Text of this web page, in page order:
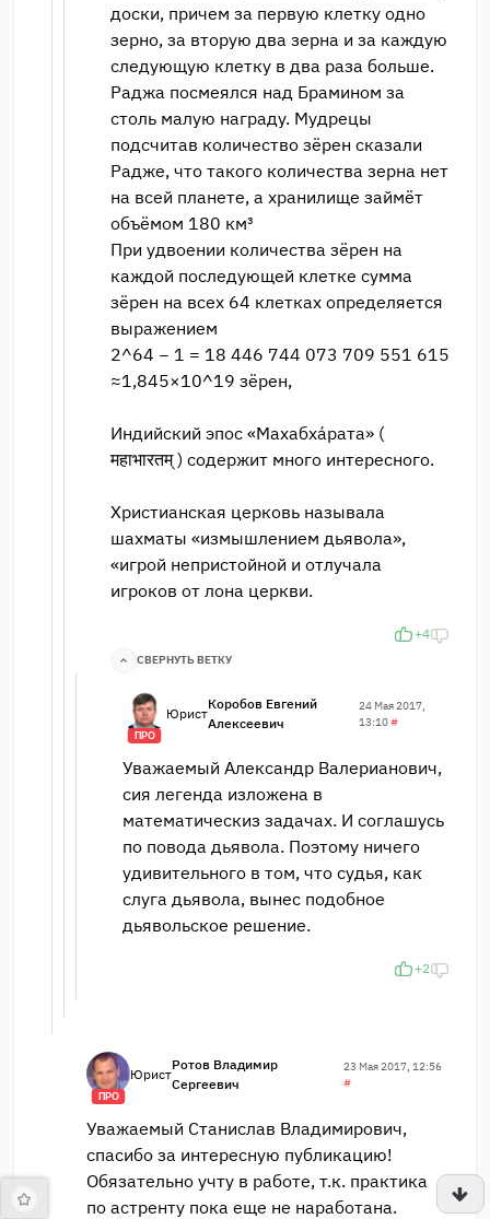
доски, причем за первую клетку одно
зерно, за вторую два зерна и за каждую
следующую клетку в два раза больше.
Раджа посмеялся над Брамином за
столь малую награду. Мудрецы
подсчитав количество зёрен сказали
Радже, что такого количества зерна нет
на всей планете, а хранилище займёт
объёмом 180 км³
При удвоении количества зёрен на
каждой последующей клетке сумма
зёрен на всех 64 клетках определяется
выражением
2^64 − 1 = 18 446 744 073 709 551 615
≈1,845×10^19 зёрен,
Индийский эпос «Махабха́рата» (
महाभारतम् ) содержит много интересного.
Христианская церковь называла
шахматы «измышлением дьявола»,
«игрой непристойной и отлучала
игроков от лона церкви.
+4
СВЕРНУТЬ ВЕТКУ
ПРО
Юрист
Коробов Евгений
Алексеевич
24 Мая 2017,
13:10#
Уважаемый Александр Валерианович,
сия легенда изложена в
математическиз задачах. И соглашусь
по повода дьявола. Поэтому ничего
удивительного в том, что судья, как
слуга дьявола, вынес подобное
дьявольское решение.
+2
ПРО
Юрист
Ротов Владимир
Сергеевич
23 Мая 2017, 12:56
#
Уважаемый Станислав Владимирович,
спасибо за интересную публикацию!
Обязательно учту в работе, т.к. практика
по астренту пока еще не наработана.